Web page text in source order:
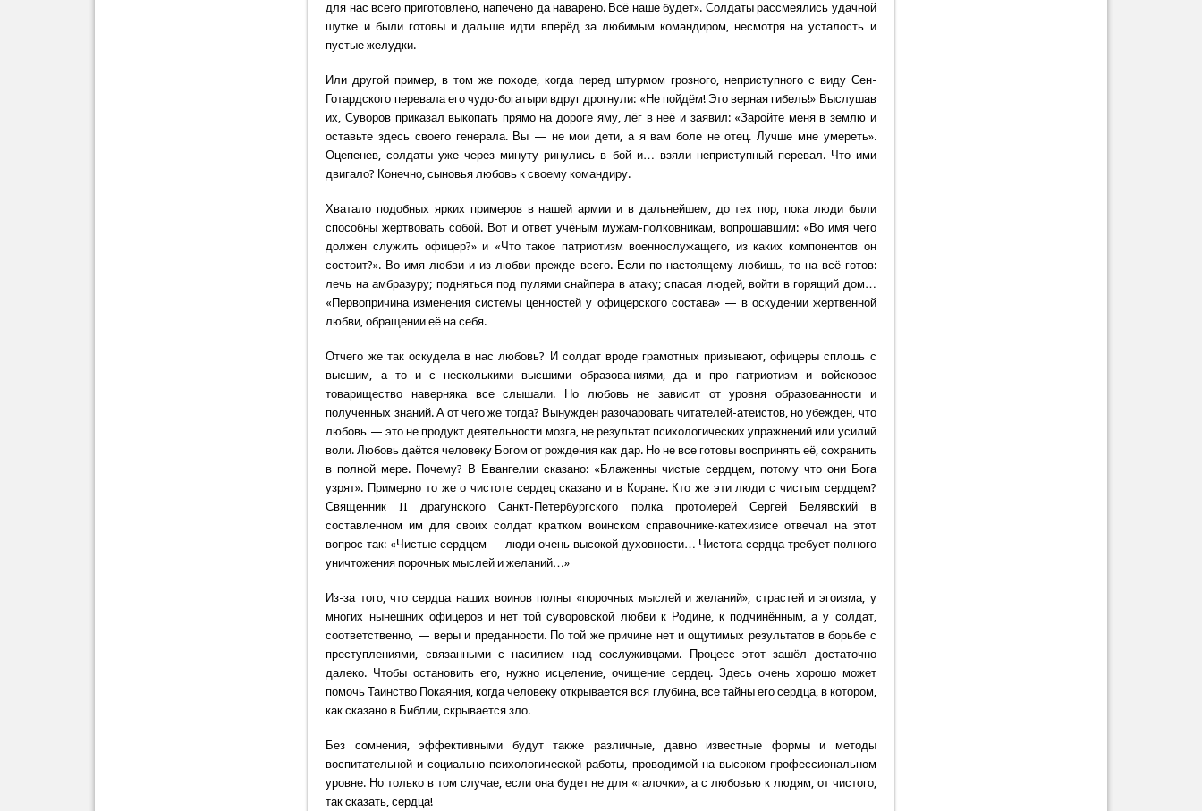
для нас всего приготовлено, напечено да наварено. Всё наше будет». Солдаты рассмеялись удачной
шутке и были готовы и дальше идти вперёд за любимым командиром, несмотря на усталость и
пустые желудки.
Или другой пример, в том же походе, когда перед штурмом грозного, неприступного с виду Сен-
Готардского перевала его чудо-богатыри вдруг дрогнули: «Не пойдём! Это верная гибель!» Выслушав
их, Суворов приказал выкопать прямо на дороге яму, лёг в неё и заявил: «Заройте меня в землю и
оставьте здесь своего генерала. Вы — не мои дети, а я вам боле не отец. Лучше мне умереть».
Оцепенев, солдаты уже через минуту ринулись в бой и… взяли неприступный перевал. Что ими
двигало? Конечно, сыновья любовь к своему командиру.
Хватало подобных ярких примеров в нашей армии и в дальнейшем, до тех пор, пока люди были
способны жертвовать собой. Вот и ответ учёным мужам-полковникам, вопрошавшим: «Во имя чего
должен служить офицер?» и «Что такое патриотизм военнослужащего, из каких компонентов он
состоит?». Во имя любви и из любви прежде всего. Если по-настоящему любишь, то на всё готов:
лечь на амбразуру; подняться под пулями снайпера в атаку; спасая людей, войти в горящий дом…
«Первопричина изменения системы ценностей у офицерского состава» — в оскудении жертвенной
любви, обращении её на себя.
Отчего же так оскудела в нас любовь? И солдат вроде грамотных призывают, офицеры сплошь с
высшим, а то и с несколькими высшими образованиями, да и про патриотизм и войсковое
товарищество наверняка все слышали. Но любовь не зависит от уровня образованности и
полученных знаний. А от чего же тогда? Вынужден разочаровать читателей-атеистов, но убежден, что
любовь — это не продукт деятельности мозга, не результат психологических упражнений или усилий
воли. Любовь даётся человеку Богом от рождения как дар. Но не все готовы воспринять её, сохранить
в полной мере. Почему? В Евангелии сказано: «Блаженны чистые сердцем, потому что они Бога
узрят». Примерно то же о чистоте сердец сказано и в Коране. Кто же эти люди с чистым сердцем?
Священник II драгунского Санкт-Петербургского полка протоиерей Сергей Белявский в
составленном им для своих солдат кратком воинском справочнике-катехизисе отвечал на этот
вопрос так: «Чистые сердцем — люди очень высокой духовности… Чистота сердца требует полного
уничтожения порочных мыслей и желаний…»
Из-за того, что сердца наших воинов полны «порочных мыслей и желаний», страстей и эгоизма, у
многих нынешних офицеров и нет той суворовской любви к Родине, к подчинённым, а у солдат,
соответственно, — веры и преданности. По той же причине нет и ощутимых результатов в борьбе с
преступлениями, связанными с насилием над сослуживцами. Процесс этот зашёл достаточно
далеко. Чтобы остановить его, нужно исцеление, очищение сердец. Здесь очень хорошо может
помочь Таинство Покаяния, когда человеку открывается вся глубина, все тайны его сердца, в котором,
как сказано в Библии, скрывается зло.
Без сомнения, эффективными будут также различные, давно известные формы и методы
воспитательной и социально-психологической работы, проводимой на высоком профессиональном
уровне. Но только в том случае, если она будет не для «галочки», а с любовью к людям, от чистого,
так сказать, сердца!